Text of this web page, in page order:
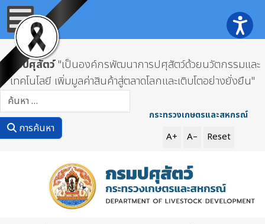
กรมปศุสัตว์"เป็นองค์กรพัฒนาการปศุสัตว์ด้วยนวัตกรรมและ
เทคโนโลยี เพิ่มมูลค่าสินค้าสู่ตลาดโลกและเติบโตอย่างยั่งยืน"
การค้นหา
กระทรวงเกษตรและสหกรณ์
A+ A– Reset